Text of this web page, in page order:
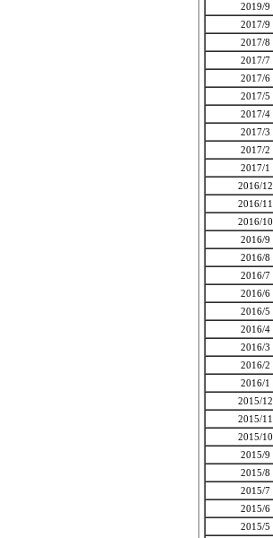
2019/9
2017/9
2017/8
2017/7
2017/6
2017/5
2017/4
2017/3
2017/2
2017/1
2016/12
2016/11
2016/10
2016/9
2016/8
2016/7
2016/6
2016/5
2016/4
2016/3
2016/2
2016/1
2015/12
2015/11
2015/10
2015/9
2015/8
2015/7
2015/6
2015/5